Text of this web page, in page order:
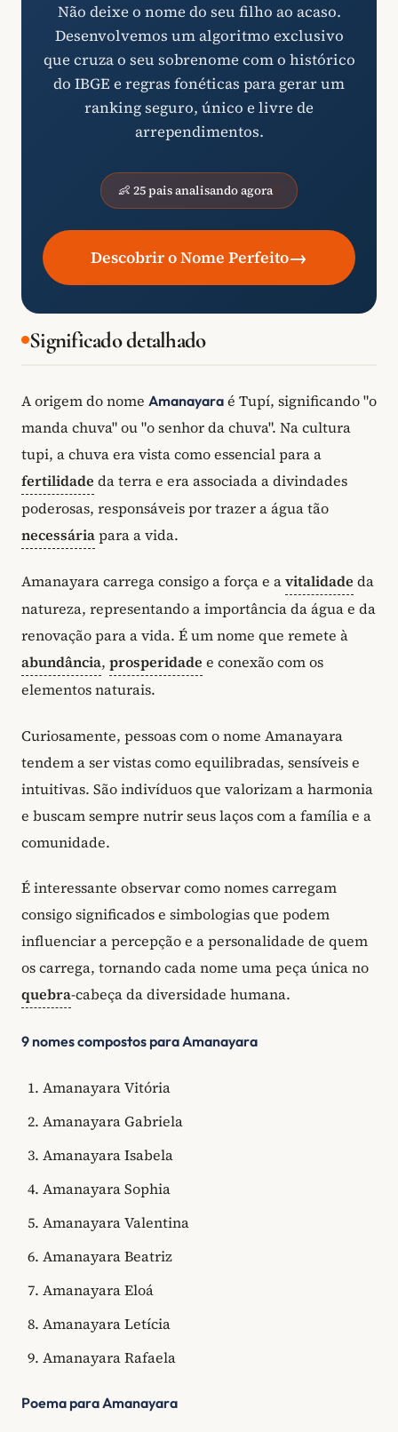
Não deixe o nome do seu filho ao acaso.
Desenvolvemos um algoritmo exclusivo
que cruza o seu sobrenome com o histórico
do IBGE e regras fonéticas para gerar um
ranking seguro, único e livre de
arrependimentos.
👶 25 pais analisando agora
Descobrir o Nome Perfeito→
Significado detalhado
A origem do nome Amanayara é Tupí, significando "o
manda chuva" ou "o senhor da chuva". Na cultura
tupi, a chuva era vista como essencial para a
fertilidade da terra e era associada a divindades
poderosas, responsáveis por trazer a água tão
necessáriapara a vida.
Amanayara carrega consigo a força e avitalidade da
natureza, representando a importância da água e da
renovação para a vida. É um nome que remete à
abundância, prosperidade e conexão com os
elementos naturais.
Curiosamente, pessoas com o nome Amanayara
tendem a ser vistas como equilibradas, sensíveis e
intuitivas. São indivíduos que valorizam a harmonia
e buscam sempre nutrir seus laços com a família e a
comunidade.
É interessante observar como nomes carregam
consigo significados e simbologias que podem
influenciar a percepção e a personalidade de quem
os carrega, tornando cada nome uma peça única no
quebra-cabeça da diversidade humana.
9 nomes compostos para Amanayara
Amanayara Vitória
Amanayara Gabriela
Amanayara Isabela
Amanayara Sophia
Amanayara Valentina
Amanayara Beatriz
Amanayara Eloá
Amanayara Letícia
Amanayara Rafaela
Poema para Amanayara